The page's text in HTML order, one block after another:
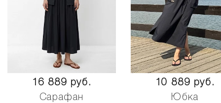
16 889 руб.
Сарафан
10 889 руб.
Юбка